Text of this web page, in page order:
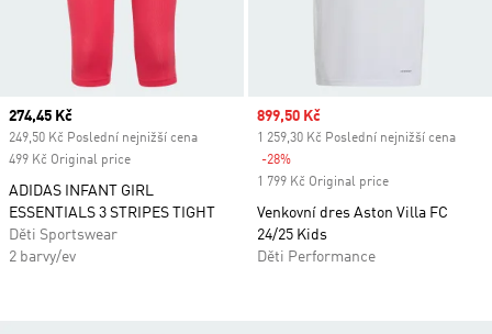
Current price
274,45 Kč
249,50 Kč Poslední nejnižší cena
499 Kč Original price
ADIDAS INFANT GIRL
ESSENTIALS 3 STRIPES TIGHT
Děti Sportswear
2 barvy/ev
Sale price
899,50 Kč
1 259,30 Kč Poslední nejnižší cena
-28%
1 799 Kč Original price
Venkovní dres Aston Villa FC
24/25 Kids
Děti Performance